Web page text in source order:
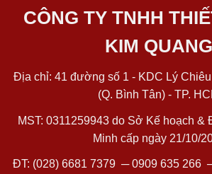
CÔNG TY TNHH
KIM QUANG
Địa chỉ: 41 đường số 1 - KDC Lý Chiêu
(Q. Bình Tân) - TP.
MST: 0311259943 do Sở Kế hoạch &
Minh cấp ngày 21/10/
ĐT: (028) 6681 7379 ─0909 635 266